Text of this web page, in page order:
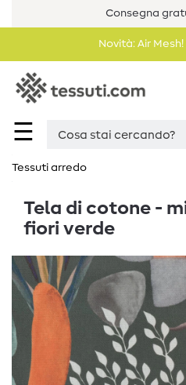
Consegna
Novità: Air
☰
Tessuti arredo
Tela di cotone -
fiori verde